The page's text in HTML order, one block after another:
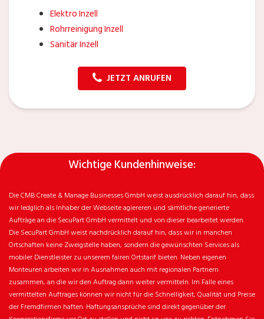
Elektro Inzell
Rohrreinigung Inzell
Sanitär Inzell
JETZT ANRUFEN
Wichtige Kundenhinweise:
Die CMB Create & Manage Businesses GmbH weist ausdrücklich darauf hin, dass
wir ledglich als Inhaber der Webseite agiereren und sämtliche generierte
Aufträge an die SecuPart GmbH vermittelt und von dieser bearbeitet werden.
Die SecuPart GmbH weist nachdrücklich darauf hin, dass wir in manchen
Ortschaften keine Zweigstelle haben, sondern die gewünschten Services als
mobiler Dienstleister zu unserem fairen Ortstarif bieten. Neben eigenen
Monteuren arbeiten wir in Ausnahmen auch mit regionalen Partnern
zusammen, an die wir den Auftrag dann weiter vermitteln. Im Falle eines
vermittelten Auftrages können wir nicht für die Schnelligkeit, Qualität und Preise
der Fremdfirmen haften. Haftungsansprüche sind direkt gegenüber der